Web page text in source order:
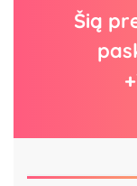
Šią